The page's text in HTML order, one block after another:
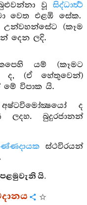
වූ සිද්ධාර්‍ත්‍ථ
වෙත එළඹි සේක.
(කෑම
දෙන ලදි.
යම් (කෑමට
(ඒ හේතුවෙන්)
මේ විපාක යි.
ද
ලදහ. බුදුරජානන්
ස්ථවිරයන්
යි.